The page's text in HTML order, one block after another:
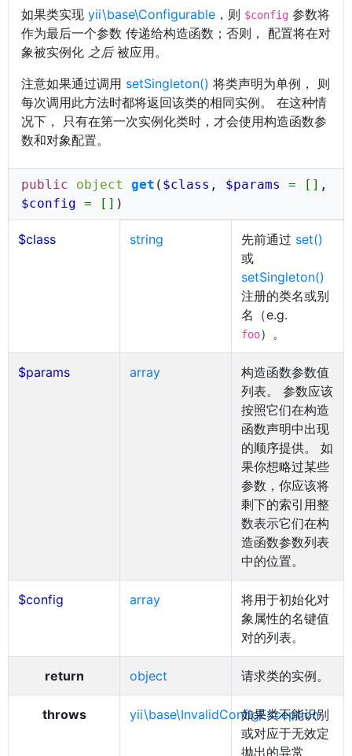
如果类实现 yii\base\Configurable ，则 $config 参数将
作为最后一个参数 传递给构造函数；否则， 配置将在对
象被实例化 之后被应用。
注意如果通过调用 setSingleton() 将类声明为单例， 则
每次调用此方法时都将返回该类的相同实例。 在这种情
况下， 只有在第一次实例化类时，才会使用构造函数参
数和对象配置。
public object get ( $class , $params = [] ,
$config = [] )
$class string 先前通过 set()
或
setSingleton()
注册的类名或别
名（e.g.
foo）。
$params array
构造函数参数值
列表。 参数应该
按照它们在构造
函数声明中出现
的顺序提供。 如
果你想略过某些
参数，你应该将
剩下的索引用整
数表示它们在构
造函数参数列表
中的位置。
$config array
将用于初始化对
象属性的名键值
对的列表。
return object 请求类的实例。
throws yii\base\InvalidConfigException
如果类不能识别
或对应于无效定
抛出的异常